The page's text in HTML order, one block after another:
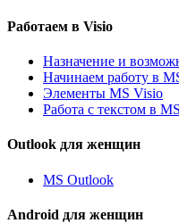
Работаем в Visio
Назначение и
Начинаем работу в
Элементы MS Visio
Работа с текстом в
Outlook для женщин
MS Outlook
Android для женщин